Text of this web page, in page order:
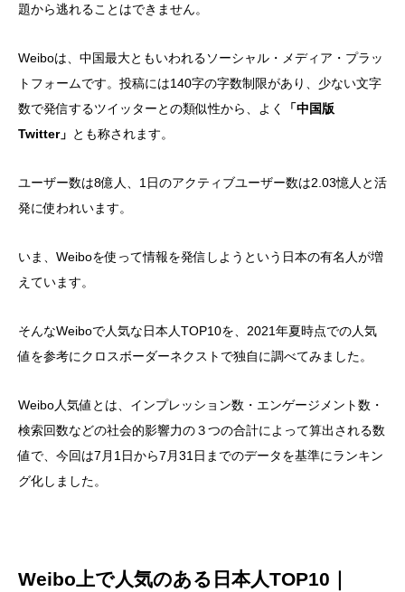
題から逃れることはできません。
Weiboは、中国最大ともいわれるソーシャル・メディア・プラッ
トフォームです。投稿には140字の字数制限があり、少ない文字
数で発信するツイッターとの類似性から、よく
「中国版
Twitter」 とも称されます。
ユーザー数は8億人、1日のアクティブユーザー数は2.03憶人と活
発に使われいます。
いま、Weiboを使って情報を発信しようという日本の有名人が増
えています。
そんなWeiboで人気な日本人TOP10を、2021年夏時点での人気
値を参考にクロスボーダーネクストで独自に調べてみました。
Weibo人気値とは、インプレッション数・エンゲージメント数・
検索回数などの社会的影響力の３つの合計によって算出される数
値で、今回は7月1日から7月31日までのデータを基準にランキン
グ化しました。
Weibo上で人気のある日本人TOP10｜